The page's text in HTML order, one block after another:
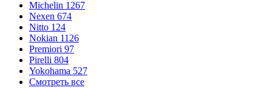
Michelin 1267
Nexen 674
Nitto 124
Nokian 1126
Premiori 97
Pirelli 804
Yokohama 527
Смотреть все